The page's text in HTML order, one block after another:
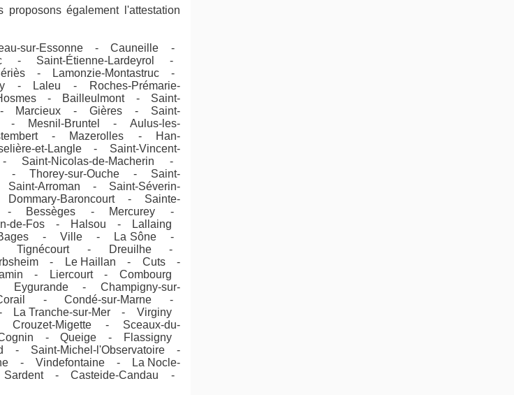
proposons également l'attestation
sur-Essonne - Cauneille -
Étienne-Lardeyrol -
- Lamonzie-Montastruc -
- Laleu - Roches-Prémarie-
- Bailleulmont - Saint-
- Marcieux - Gières - Saint-
- Mesnil-Bruntel - Aulus-les-
- Mazerolles - Han-
et-Langle - Saint-Vincent-
Nicolas-de-Macherin -
- Thorey-sur-Ouche - Saint-
Arroman - Saint-Séverin-
Baroncourt - Sainte-
- Bessèges - Mercurey -
de-Fos - Halsou - Lallaing
Bages - Ville - La Sône -
- Tignécourt - Dreuilhe -
- Le Haillan - Cuts -
- Liercourt - Combourg
- Champigny-sur-
- Condé-sur-Marne -
Tranche-sur-Mer - Virginy
Migette - Sceaux-du-
- Queige - Flassigny
- Saint-Michel-l'Observatoire -
- Vindefontaine - La Nocle-
- Casteide-Candau -